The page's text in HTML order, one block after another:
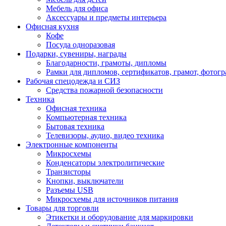
Мебель для офиса
Аксессуары и предметы интерьера
Офисная кухня
Кофе
Посуда одноразовая
Подарки, сувениры, награды
Благодарности, грамоты, дипломы
Рамки для дипломов, сертификатов, грамот,
Рабочая спецодежда и СИЗ
Средства пожарной безопасности
Техника
Офисная техника
Компьютерная техника
Бытовая техника
Телевизоры, аудио, видео техника
Электронные компоненты
Микросхемы
Конденсаторы электролитические
Транзисторы
Кнопки, выключатели
Разъемы USB
Микросхемы для источников питания
Товары для торговли
Этикетки и оборудование для маркировки